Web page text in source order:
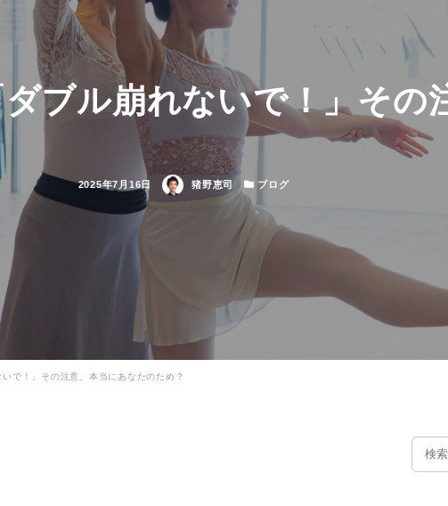
ダブル崩れないで！」その
投
2025年7月16日
著
者
猪野恵司
カ
ゴ
リ
ブログ
で！」その注意、本当にあなたのため？
索